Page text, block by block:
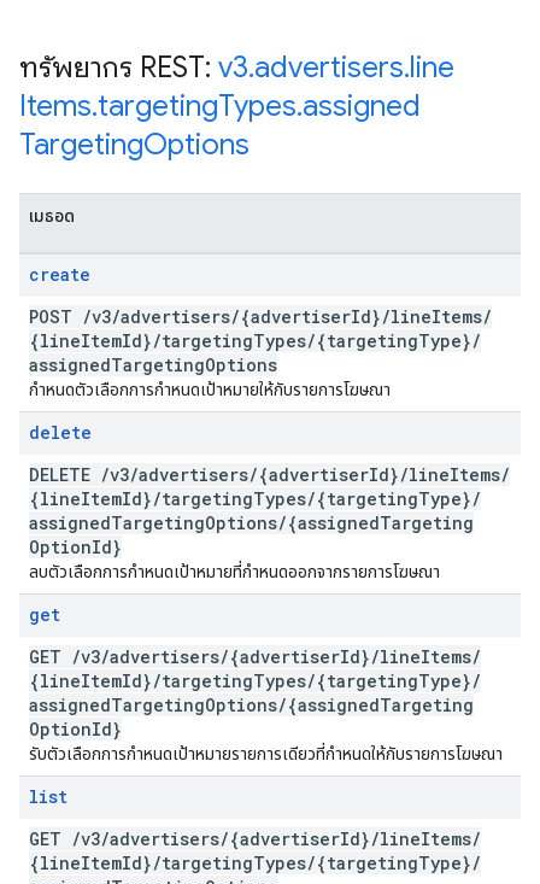
ทรัพยากร REST: v3.advertisers.line
Items.targetingTypes.assigned
TargetingOptions
เมธอด
create
POST /v3/advertisers/{advertiserId}/lineItems/
{lineItemId}/targetingTypes/{targetingType}/
assignedTargetingOptions
กำหนดตัวเลือกการกำหนดเป้าหมายให้กับรายการโฆษณา
delete
DELETE /v3/advertisers/{advertiserId}/lineItems/
{lineItemId}/targetingTypes/{targetingType}/
assignedTargetingOptions/{assignedTargeting
OptionId}
ลบตัวเลือกการกำหนดเป้าหมายที่กำหนดออกจากรายการโฆษณา
get
GET /v3/advertisers/{advertiserId}/lineItems/
{lineItemId}/targetingTypes/{targetingType}/
assignedTargetingOptions/{assignedTargeting
OptionId}
รับตัวเลือกการกำหนดเป้าหมายรายการเดียวที่กำหนดให้กับรายการโฆษณา
list
GET /v3/advertisers/{advertiserId}/lineItems/
{lineItemId}/targetingTypes/{targetingType}/